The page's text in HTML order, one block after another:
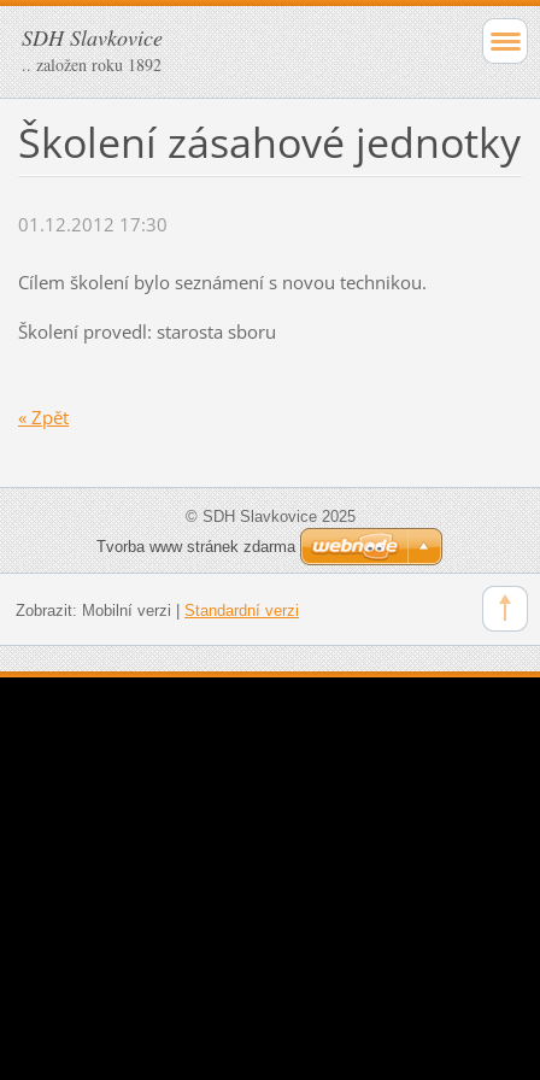
SDH Slavkovice
.. založen roku 1892
Školení zásahové jednotky
01.12.2012 17:30
Cílem školení bylo seznámení s novou technikou.
Školení provedl: starosta sboru
« Zpět
© SDH Slavkovice 2025
Tvorba www stránek zdarma
Zobrazit: Mobilní verzi | Standardní verzi